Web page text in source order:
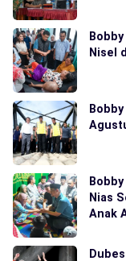
Nisel
Nias
Anak